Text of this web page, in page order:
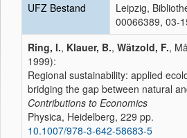
UFZ Bestand
Leipzig,
00066389, 03-
Ring, I., Klauer, B., Wätzold, F.,
1999):
Regional sustainability: applied
bridging the gap between natural
Contributions to Economics
Physica, Heidelberg, 229 pp.
10.1007/978-3-642-58683-5